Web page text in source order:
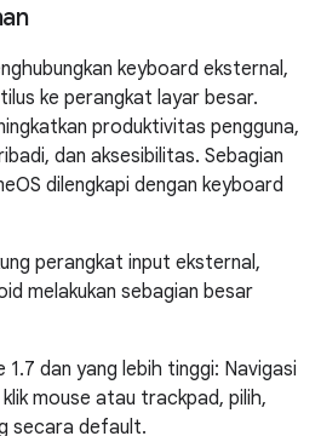
keyboard eksternal,
ke perangkat layar besar.
produktivitas pengguna,
dan aksesibilitas. Sebagian
dilengkapi dengan keyboard
perangkat input eksternal,
melakukan sebagian besar
dan yang lebih tinggi: Navigasi
mouse atau trackpad, pilih,
secara default.